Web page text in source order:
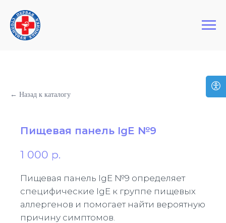
Первая Столичная Клиника
← Назад к каталогу
Пищевая панель IgE №9
1 000 р.
Пищевая панель IgE №9 определяет
специфические IgE к группе пищевых
аллергенов и помогает найти вероятную
причину симптомов.